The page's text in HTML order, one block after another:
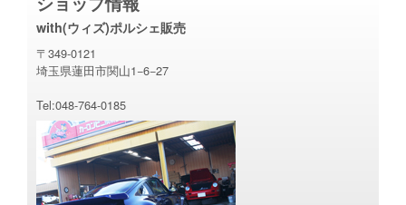
with(ウィズ)ポルシェ販売
〒349-0121
埼玉県蓮田市関山1−6−27
Tel:048-764-0185